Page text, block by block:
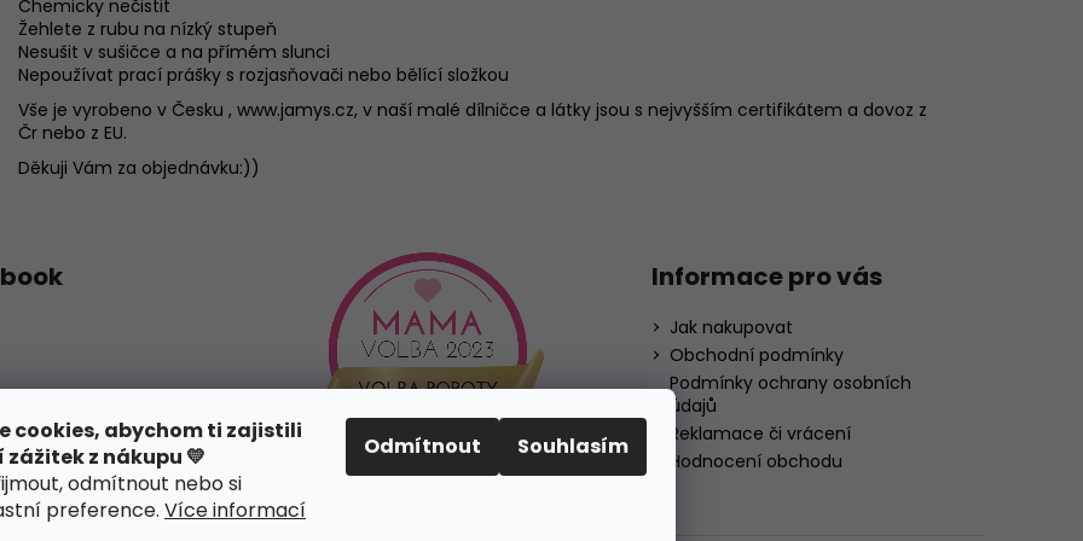
cookies, abychom ti zajistili
zážitek z nákupu 💛
odmítnout nebo si
preference. Více informací
Odmítnout Souhlasím
Chemicky nečistit
Žehlete z rubu na nízký stupeň
Nesušit v sušičce a na přímém slunci
Nepoužívat prací prášky s rozjasňovači nebo bělící složkou
Vše je vyrobeno v Česku , www.jamys.cz, v naší malé dílničce a látky jsou s nejvyšším certifikátem a dovoz z
Čr nebo z EU.
Děkuji Vám za objednávku:))
Informace pro vás
Jak nakupovat
Obchodní podmínky
Podmínky ochrany osobních
údajů
Reklamace či vrácení
Hodnocení obchodu